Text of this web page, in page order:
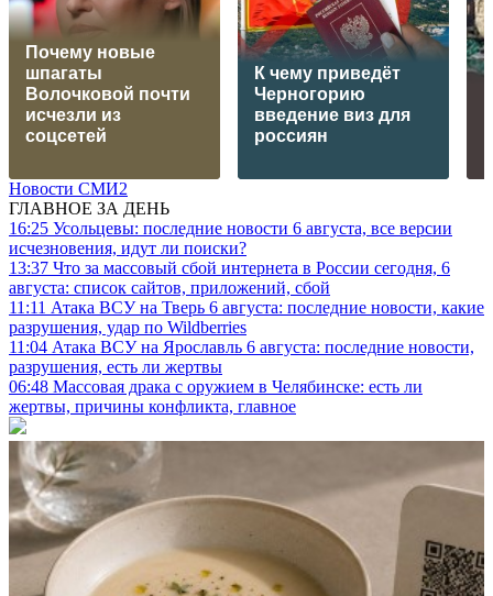
Почему новые
шпагаты
Волочковой почти
исчезли из
соцсетей
К чему приведёт
Черногорию
введение виз для
россиян
Новости СМИ2
ГЛАВНОЕ ЗА ДЕНЬ
16:25 Усольцевы: последние новости 6 августа, все версии
исчезновения, идут ли поиски?
13:37 Что за массовый сбой интернета в России сегодня, 6
августа: список сайтов, приложений, сбой
11:11 Атака ВСУ на Тверь 6 августа: последние новости, какие
разрушения, удар по Wildberries
11:04 Атака ВСУ на Ярославль 6 августа: последние новости,
разрушения, есть ли жертвы
06:48 Массовая драка с оружием в Челябинске: есть ли
жертвы, причины конфликта, главное